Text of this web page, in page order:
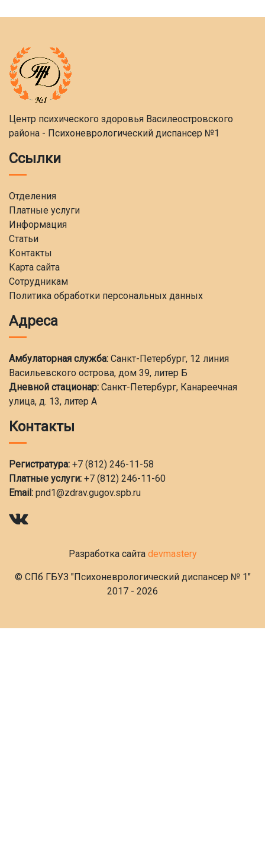
Центр психического здоровья Василеостровского
района - Психоневрологический диспансер №1
Ссылки
Отделения
Платные услуги
Информация
Статьи
Контакты
Карта сайта
Сотрудникам
Политика обработки персональных данных
Адреса
Амбулаторная служба: Санкт-Петербург, 12 линия
Васильевского острова, дом 39, литер Б
Дневной стационар: Санкт-Петербург, Канареечная
улица, д. 13, литер А
Контакты
Регистратура: +7 (812) 246-11-58
Платные услуги: +7 (812) 246-11-60
Email: pnd1@zdrav.gugov.spb.ru
Разработка сайта devmastery
© СПб ГБУЗ "Психоневрологический диспансер № 1"
2017 - 2026